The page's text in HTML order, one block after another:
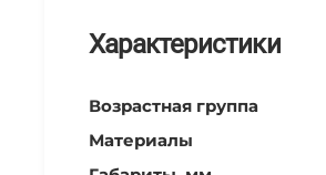
Характеристики
Возрастная группа
Материалы